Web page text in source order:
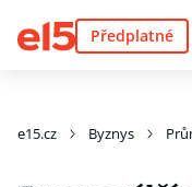
Předplatné
e15.cz Byznys